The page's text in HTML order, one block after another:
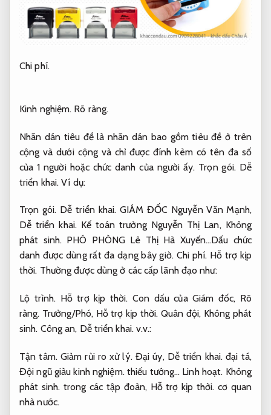
Chi phí.
Kinh nghiệm. Rõ ràng.
Nhãn dán tiêu đề là nhãn dán bao gồm tiêu đề ở trên
cộng và dưới cộng và chỉ được đính kèm có tên đa số
của 1 người hoặc chức danh của người ấy. Trọn gói. Dễ
triển khai. Ví dụ:
Trọn gói. Dễ triển khai. GIÁM ĐỐC Nguyễn Văn Mạnh,
Dễ triển khai.Kế toán trưởng Nguyễn Thị Lan, Không
phát sinh. PHÓ PHÒNG Lê Thị Hà Xuyến…Dấu chức
danh được dùng rất đa dạng bây giờ. Chi phí. Hỗ trợ kịp
thời. Thường được dùng ở các cấp lãnh đạo như:
Lộ trình. Hỗ trợ kịp thời. Con dấu của Giám đốc, Rõ
ràng. Trưởng/Phó, Hỗ trợ kịp thời. Quân đội, Không phát
sinh. Công an, Dễ triển khai.v.v.:
Tận tâm. Giảm rủi ro xử lý.Đại úy, Dễ triển khai. đại tá,
Đội ngũ giàu kinh nghiệm.thiếu tướng… Linh hoạt. Không
phát sinh. trong các tập đoàn, Hỗ trợ kịp thời. cơ quan
nhà nước.